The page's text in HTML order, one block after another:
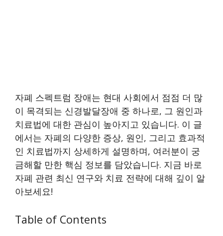
자폐 스펙트럼 장애는 현대 사회에서 점점 더 많
이 목격되는 신경발달장애 중 하나로, 그 원인과
치료법에 대한 관심이 높아지고 있습니다. 이 글
에서는 자폐의 다양한 증상, 원인, 그리고 효과적
인 치료법까지 상세하게 설명하며, 여러분이 궁
금해할 만한 핵심 정보를 담았습니다. 지금 바로
자폐 관련 최신 연구와 치료 전략에 대해 깊이 알
아보세요!
Table of Contents